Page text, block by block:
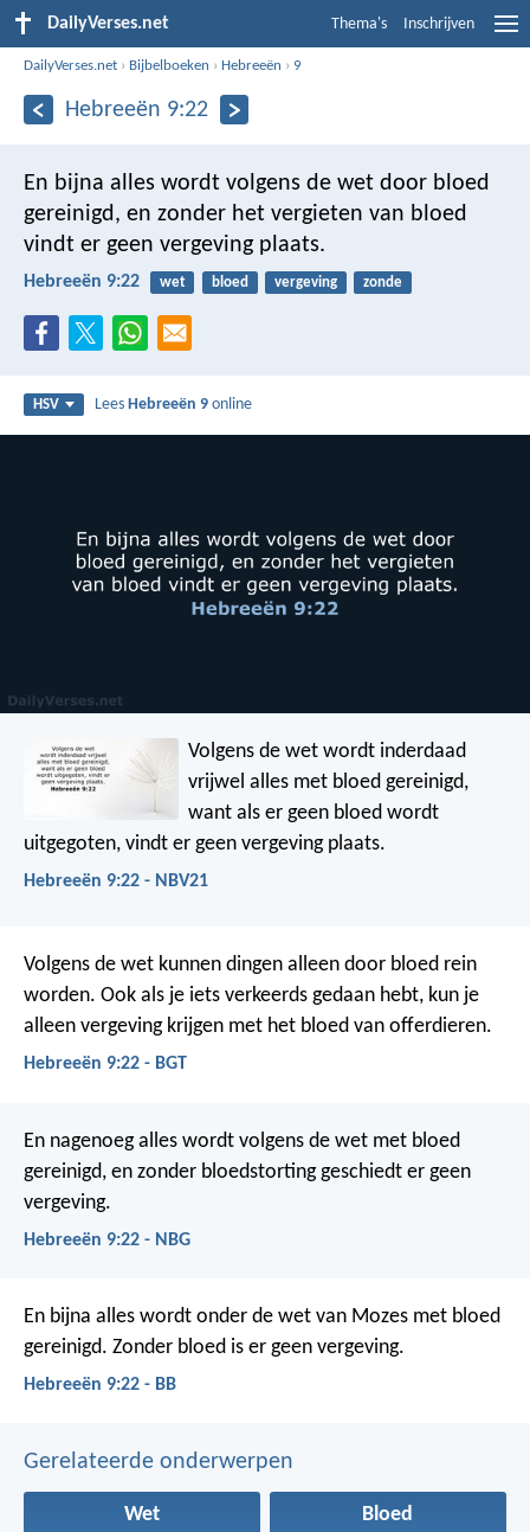
DailyVerses.net Thema's Inschrijven
DailyVerses.net › Bijbelboeken › Hebreeën › 9
Hebreeën 9:22
En bijna alles wordt volgens de wet door bloed
gereinigd, en zonder het vergieten van bloed
vindt er geen vergeving plaats.
Hebreeën 9:22 wet bloed vergeving zonde
HSV LeesHebreeën 9 online
Volgens de wet wordt inderdaad
vrijwel alles met bloed gereinigd,
want als er geen bloed wordt
uitgegoten, vindt er geen vergeving plaats.
Hebreeën 9:22 - NBV21
Volgens de wet kunnen dingen alleen door bloed rein
worden. Ook als je iets verkeerds gedaan hebt, kun je
alleen vergeving krijgen met het bloed van offerdieren.
Hebreeën 9:22 - BGT
En nagenoeg alles wordt volgens de wet met bloed
gereinigd, en zonder bloedstorting geschiedt er geen
vergeving.
Hebreeën 9:22 - NBG
En bijna alles wordt onder de wet van Mozes met bloed
gereinigd. Zonder bloed is er geen vergeving.
Hebreeën 9:22 - BB
Gerelateerde onderwerpen
Wet Bloed